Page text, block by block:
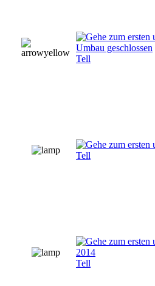
Umbau geschlossen
Tell
Tell
2014
Tell